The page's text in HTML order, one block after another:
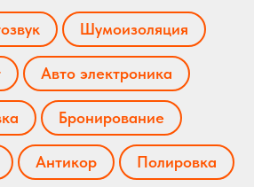
Шумоизоляция
Авто электроника
Бронирование
Антикор Полировка